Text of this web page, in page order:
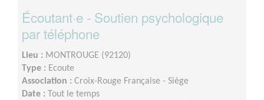
Écoutant·e - Soutien psychologique
par téléphone
Lieu : MONTROUGE (92120)
Type : Ecoute
Association : Croix-Rouge Française - Siège
Date : Tout le temps